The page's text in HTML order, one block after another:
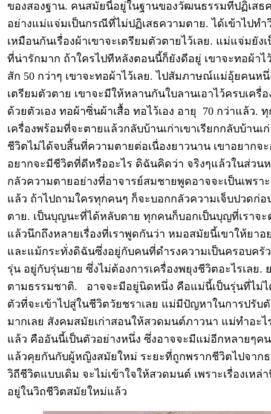
ของสองฐาน. คนสมัยนี้อยู่ในฐานของวัฒนธรรมที่ปฏิเสธ
อย่างแม่แจ่มเป็นกรณีที่ไม่ปฏิเสธความตาย. ได้เข้าไปทำ
เหมือนกันเรื่องผ้าเขาจะเตรียมตัวตายไว้เลย. แม่แจ่มยัง
ที่น่ารักมาก ถ้าใครไปทีหลังตอนนี้ก็ยังดีอยู่ เขาจะทอผ้าไ
สัก 50 กว่าๆ เขาจะทอผ้าไว้เลย. ไปสัมภาษณ์แม่อุ้ยคนห
เตรียมตัวตาย เขาจะมีให้หลานกันใบลานเอาไว้ครบเครื่
ด้วยตัวเอง ทอผ้าซิ่นผ้าเสื้อ ทอไว้เอง อายุ 70 กว่าแล้ว.
เครื่องพร้อมที่จะตายแล้วกลับบ้านเก่าเขาเรียกกลับบ้านเ
ชีวิตไม่ได้จบสิ้นที่ความตายต่อเนื่องยาวนาน เขาอยากจะ
อยากจะมีชีวิตที่ดีหรืออะไร ดิฉันคิดว่า จริงๆแล้วในส่วนห
กลัวความตายอย่างที่อาจารย์สมชายพูดอาจจะเป็นเพรา
แล้ว ถ้าไปถามใครทุกคนๆ ก็จะบอกกลัวความเจ็บปวดก่อ
ตาย. เป็นบุญนะที่ได้หลับตาย ทุกคนก็บอกเป็นบุญที่เราจะ
แล้วนึกถึงหลายเรื่องที่เราพูดกันว่า หมอสมัยนี้เขาให้ยาอ
และแม้กระทั่งดิฉันซึ่งอยู่กับคนที่ดำรงความเป็นครอบครั
รุ่น อยู่กับรุ่นยาย ซึ่งไม่ต้องการเครื่องพยุงชีวิตอะไรเลย.
ตามธรรมชาติ. อาจจะมีอยู่นิดหนึ่ง คือแม่นี้เป็นรุ่นที่ไม่ไ
ตัวที่จะเข้าไปสู่ในชีวิตวัยชราเลย แม่มีปัญหาในการปรับ
มากเลย สังคมสมัยเก่าสอนให้สวดมนต์ภาวนา แม่ทำอะไ
แล้ว คืออันนี้เป็นตัวอย่างหนึ่ง ซึ่งอาจจะมีแม่อีกหลายๆค
แล้วคุยกันกับผู้หญิงสมัยใหม่ ระยะที่ถูกพรากชีวิตไปจาก
วิถีชีวิตแบบเดิม จะไม่เข้าใจให้สวดมนต์ เพราะเรื่องเหล่
อยู่ในวิถชีวิตสมัยใหม่แล้ว